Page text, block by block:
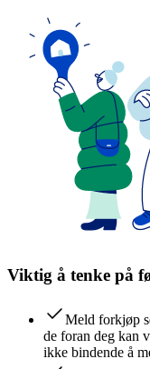
Viktig å tenke på
Meld forkjøp
de foran deg kan
ikke bindende å